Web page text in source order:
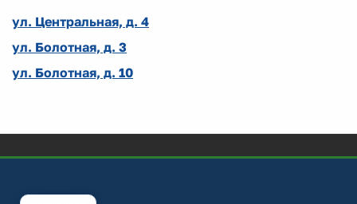
ул. Центральная, д. 4
ул. Болотная, д. 3
ул. Болотная, д. 10